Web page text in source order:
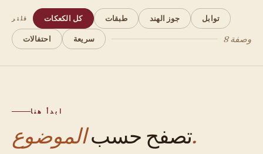
فلتر كل الكعكات طبقات جوز الهند توابل
احتفالات سريعة 8 وصفة
ابدأ هنا
تصفح حسبالموضوع.